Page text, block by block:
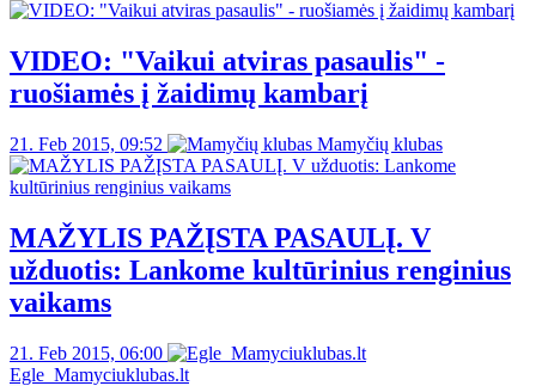
VIDEO: "Vaikui atviras pasaulis" -
ruošiamės į žaidimų kambarį
21. Feb 2015, 09:52 Mamyčių klubas
MAŽYLIS PAŽĮSTA PASAULĮ. V
užduotis: Lankome kultūrinius renginius
vaikams
21. Feb 2015, 06:00
Egle_Mamyciuklubas.lt